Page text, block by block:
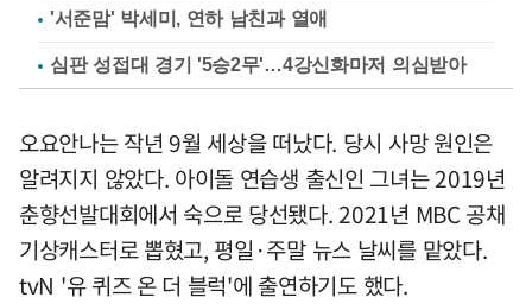
'서준맘' 박세미, 연하 남친과 열애
심판 성접대 경기 '5승2무'…4강신화마저 의심받아
오요안나는 작년 9월 세상을 떠났다. 당시 사망 원인은
알려지지 않았다. 아이돌 연습생 출신인 그녀는 2019년
춘향선발대회에서 숙으로 당선됐다. 2021년 MBC 공채
기상캐스터로 뽑혔고, 평일·주말 뉴스 날씨를 맡았다.
tvN '유 퀴즈 온 더 블럭'에 출연하기도 했다.